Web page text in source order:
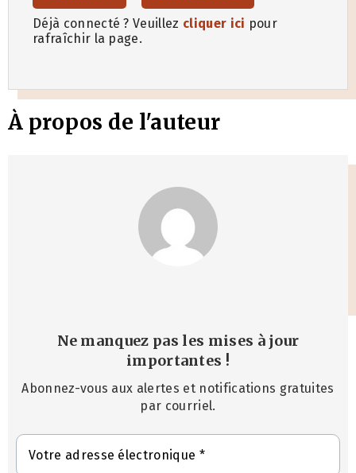
Déjà connecté ? Veuillez cliquer ici pour
rafraîchir la page.
À propos de l'auteur
Ne manquez pas les mises à jour
importantes !
Abonnez-vous aux alertes et notifications gratuites
par courriel.